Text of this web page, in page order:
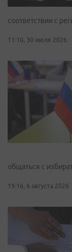
соответствии с
11:10, 30 июля 2026
общаться с
19:16, 6 августа 2026